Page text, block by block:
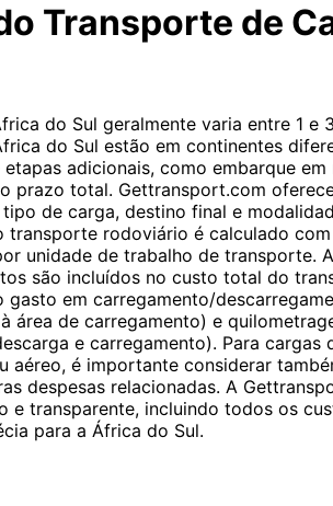
Transporte de
do Sul geralmente varia entre 1 e
do Sul estão em continentes
adicionais, como embarque em
prazo total. Gettransport.com
de carga, destino final e
rodoviário é calculado com
unidade de trabalho de transporte.
são incluídos no custo total do
em carregamento/
área de carregamento) e
e carregamento). Para cargas
aéreo, é importante considerar
despesas relacionadas. A
e transparente, incluindo todos os
para a África do Sul.